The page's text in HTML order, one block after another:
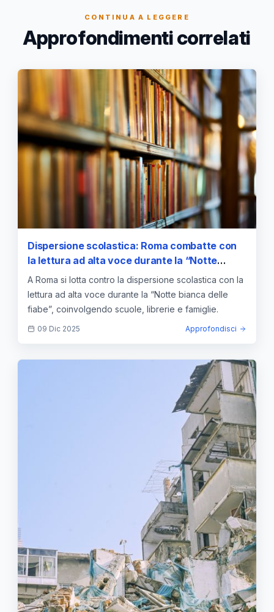
CONTINUA A LEGGERE
Approfondimenti correlati
Dispersione scolastica: Roma combatte con
la lettura ad alta voce durante la “Notte
bianca delle fiabe” — approfondimento e
guida
A Roma si lotta contro la dispersione scolastica con la
lettura ad alta voce durante la “Notte bianca delle
fiabe”, coinvolgendo scuole, librerie e famiglie.
09 Dic 2025 Approfondisci